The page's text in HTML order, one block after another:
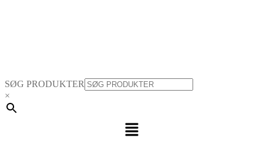
SØG PRODUKTER
×
Menu